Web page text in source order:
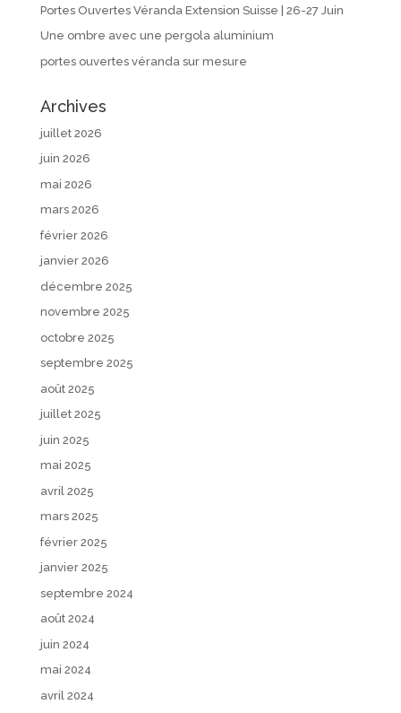
Portes Ouvertes Véranda Extension Suisse | 26-27 Juin
Une ombre avec une pergola aluminium
portes ouvertes véranda sur mesure
Archives
juillet 2026
juin 2026
mai 2026
mars 2026
février 2026
janvier 2026
décembre 2025
novembre 2025
octobre 2025
septembre 2025
août 2025
juillet 2025
juin 2025
mai 2025
avril 2025
mars 2025
février 2025
janvier 2025
septembre 2024
août 2024
juin 2024
mai 2024
avril 2024